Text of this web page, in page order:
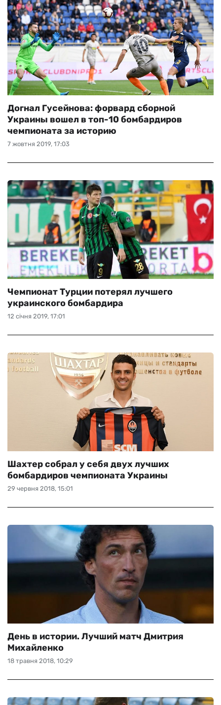
7 жовтня 2019, 17:03
Догнал Гусейнова: форвард сборной
Украины вошел в топ-10 бомбардиров
чемпионата за историю
12 січня 2019, 17:01
Чемпионат Турции потерял лучшего
украинского бомбардира
29 червня 2018, 15:01
Шахтер собрал у себя двух лучших
бомбардиров чемпионата Украины
18 травня 2018, 10:29
День в истории. Лучший матч Дмитрия
Михайленко